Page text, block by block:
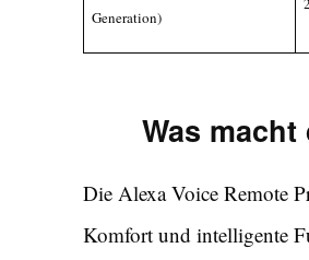
Generation)
Was
Die Alexa Voice Remote
Komfort und intelligente